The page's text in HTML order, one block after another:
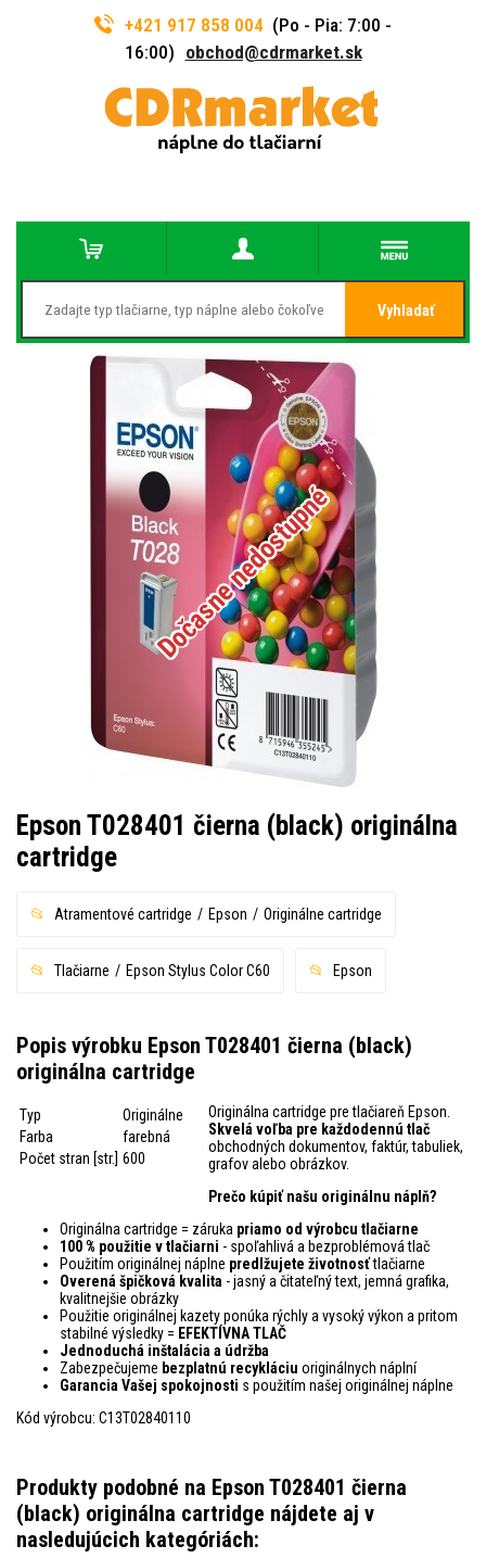
+421 917 858 004 (Po - Pia: 7:00 -
16:00) obchod@cdrmarket.sk
Vyhladať
Dočasne nedostupné
Epson T028401 čierna (black) originálna
cartridge
Atramentové cartridge Epson Originálne cartridge
Tlačiarne Epson Stylus Color C60 Epson
Popis výrobku Epson T028401 čierna (black)
originálna cartridge
Typ
Originálne
Farba
farebná
Počet stran [str.] 600
Originálna cartridge pre tlačiareň Epson.
Skvelá voľba pre každodennú tlač
obchodných dokumentov, faktúr, tabuliek,
grafov alebo obrázkov.
Prečo kúpiť našu originálnu náplň?
Originálna cartridge = záruka priamo od výrobcu tlačiarne
100 % použitie v tlačiarni - spoľahlivá a bezproblémová tlač
Použitím originálnej náplne predlžujete životnosťtlačiarne
Overená špičková kvalita - jasný a čitateľný text, jemná grafika,
kvalitnejšie obrázky
Použitie originálnej kazety ponúka rýchly a vysoký výkon a pritom
stabilné výsledky = EFEKTÍVNA TLAČ
Jednoduchá inštalácia a údržba
Zabezpečujeme bezplatnú recykláciu originálnych náplní
Garancia Vašej spokojnosti s použitím našej originálnej náplne
Kód výrobcu: C13T02840110
Produkty podobné na Epson T028401 čierna
(black) originálna cartridge nájdete aj v
nasledujúcich kategóriách: